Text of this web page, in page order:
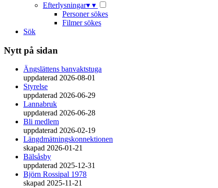
Efterlysningar▾ ▾
Personer sökes
Filmer sökes
Sök
Nytt på sidan
Ängslättens banvaktstuga
uppdaterad 2026-08-01
Styrelse
uppdaterad 2026-06-29
Lannabruk
uppdaterad 2026-06-28
Bli medlem
uppdaterad 2026-02-19
Längdmätningskonnektionen
skapad 2026-01-21
Bälsåsby
uppdaterad 2025-12-31
Björn Rossipal 1978
skapad 2025-11-21